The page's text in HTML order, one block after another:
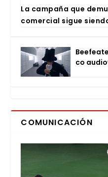
La cam­pa­ña que
comer­cial sigue
co
COMUNICACIÓN